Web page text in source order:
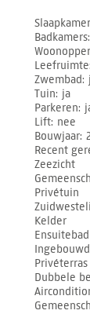
Badkamers
Leefruimte
Zwembad
Tuin ja
Parkeren
Lift nee
Bouwjaar
Recent
Zeezicht
Privétuin
Kelder
Privéterras
Dubbele